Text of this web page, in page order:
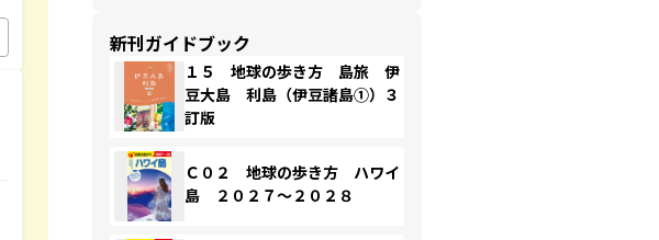
新刊ガイドブック
１５ 地球の歩き方 島旅 伊
豆大島 利島（伊豆諸島①）３
訂版
Ｃ０２ 地球の歩き方 ハワイ
島 ２０２７～２０２８